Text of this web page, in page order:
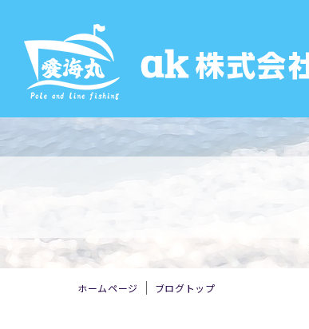
ホームページ ブログトップ